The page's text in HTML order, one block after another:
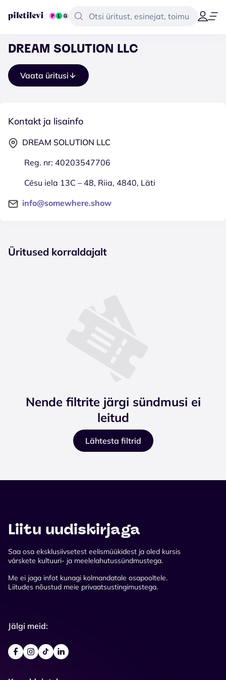
DREAM SOLUTION LLC
Vaata üritusi
Kontakt ja lisainfo
DREAM SOLUTION LLC
Reg. nr: 40203547706
Cēsu iela 13C – 48, Riia, 4840, Läti
info@somewhere.show
Üritused korraldajalt
Nende filtrite järgi sündmusi ei
leitud
Lähtesta filtrid
Liitu uudiskirjaga
Saa osa eksklusiivsetest eelismüükidest ja oled kursis
värskete kultuuri- ja meelelahutussündmustega.
Me ei jaga infot kunagi kolmandatale osapooltele.
Liitudes nõustud meie privaatsustingimustega.
Jälgi meid: